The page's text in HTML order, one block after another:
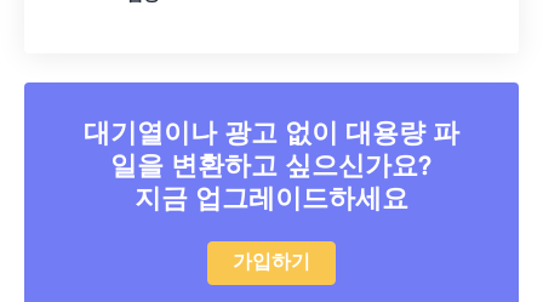
대기열이나 광고 없이 대용량 파
일을 변환하고 싶으신가요?
지금 업그레이드하세요
가입하기